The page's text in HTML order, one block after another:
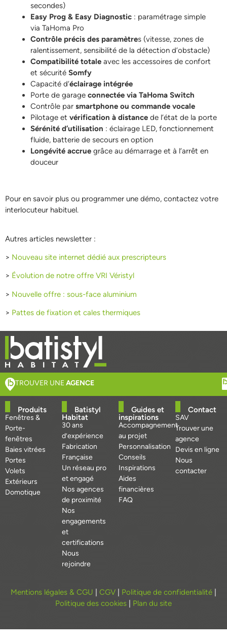
secondes)
Easy Prog & Easy Diagnostic : paramétrage simple
via TaHoma Pro
Contrôle précis des paramètres (vitesse, zones de
ralentissement, sensibilité de la détection d’obstacle)
Compatibilité totale avec les accessoires de confort
et sécurité Somfy
Capacité d’éclairage intégrée
Porte de garage connectée via TaHoma Switch
Contrôle par smartphone ou commande vocale
Pilotage et vérification à distance de l’état de la porte
Sérénité d’utilisation : éclairage LED, fonctionnement
fluide, batterie de secours en option
Longévité accrue grâce au démarrage et à l’arrêt en
douceur
Pour en savoir plus ou programmer une démo, contactez votre
interlocuteur habituel.
Autres articles newsletter :
> Nouveau site internet dédié aux prescripteurs
> Évolution de notre offre VRI Véristyl
> Nouvelle offre : sous-face aluminium
> Pattes de fixation et cales thermiques
TROUVER UNEAGENCE
Produits
Fenêtres &
Porte-
fenêtres
Baies vitrées
Portes
Volets
Extérieurs
Domotique
Batistyl
Habitat
30 ans
d’expérience
Fabrication
Française
Un réseau pro
et engagé
Nos agences
de proximité
Nos
engagements
et
certifications
Nous
rejoindre
Guides et
inspirations
Accompagnement
au projet
Personnalisation
Conseils
Inspirations
Aides
financières
FAQ
Contact
SAV
Trouver une
agence
Devis en ligne
Nous
contacter
Mentions légales & CGU CGV Politique de confidentialité
Politique des cookies
Plan du site